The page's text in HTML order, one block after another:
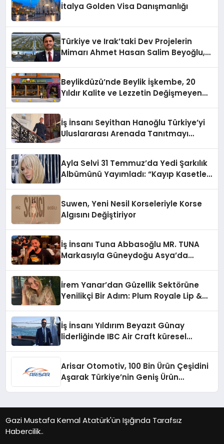
İtalya Golden Visa Danışmanlığı
Türkiye ve Irak’taki Dev Projelerin
Mimarı Ahmet Hasan Salim Beyoğlu,
Hayata Geçirecek
Beylikdüzü’nde Beylik İşkembe, 20
Yıldır Kalite ve Lezzetin Değişmeyen
İş İnsanı Seyithan Hanoğlu Türkiye’yi
Uluslararası Arenada Tanıtmayı
Ayla Selvi 31 Temmuz’da Yedi Şarkılık
Albümünü Yayımladı: “Kayıp Kasetler
Suwen, Yeni Nesil Korseleriyle Korse
Algısını Değiştiriyor
İş İnsanı Tuna Abbasoğlu MR. TUNA
Markasıyla Güneydoğu Asya’da
İrem Yanar’dan Güzellik Sektörüne
Yenilikçi Bir Adım: Plum Royale Lip &
İş İnsanı Yıldırım Beyazıt Günay
liderliğinde IBC Air Craft küresel
Arisar Otomotiv, 100 Bin Ürün Çeşidini
Aşarak Türkiye’nin Geniş Ürün
Gazi Mustafa Kemal Atatürk'ün Işığında Tarafsız
Habercilik..